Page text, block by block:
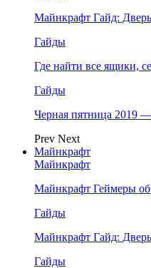
Майнкрафт Гайд:
Гайды
Где найти все ящики,
Гайды
Черная пятница 2019 —
Prev Next
Майнкрафт
Майнкрафт
Майнкрафт Геймеры
Гайды
Майнкрафт Гайд:
Гайды